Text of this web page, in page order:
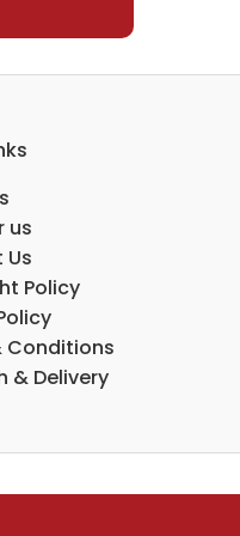
us
Policy
Conditions
& Delivery